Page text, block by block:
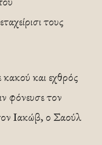
τους
κακού και εχθρός
φόνευσε τον
Ιακώβ, ο Σαούλ